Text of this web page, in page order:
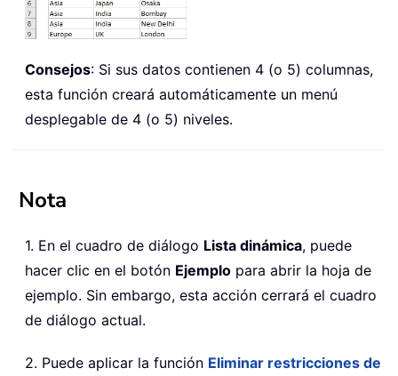
Consejos: Si sus datos contienen 4 (o 5) columnas,
esta función creará automáticamente un menú
desplegable de 4 (o 5) niveles.
Nota
1. En el cuadro de diálogo Lista dinámica, puede
hacer clic en el botón Ejemplo para abrir la hoja de
ejemplo. Sin embargo, esta acción cerrará el cuadro
de diálogo actual.
2. Puede aplicar la función Eliminar restricciones de